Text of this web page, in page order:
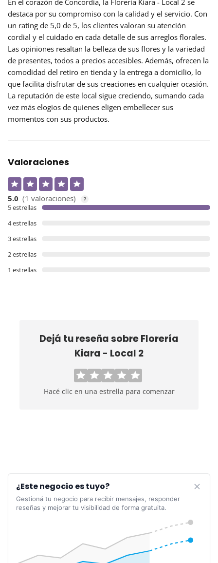
destaca por su compromiso con la calidad y el servicio. Con
un rating de 5,0 de 5, los clientes valoran su atención
cordial y el cuidado en cada detalle de sus arreglos florales.
Las opiniones resaltan la belleza de sus flores y la variedad
de presentes, todos a precios accesibles. Además, ofrecen la
comodidad del retiro en tienda y la entrega a domicilio, lo
que facilita disfrutar de sus creaciones en cualquier ocasión.
La reputación de este local sigue creciendo, sumando cada
vez más elogios de quienes eligen embellecer sus
momentos con sus productos.
Valoraciones
5.0 (1 valoraciones) ?
5 estrellas
4 estrellas
3 estrellas
2 estrellas
1 estrellas
Dejá tu reseña sobreFlorería
Kiara - Local 2
Hacé clic en una estrella para comenzar
¿Este negocio es tuyo?
Gestioná tu negocio para recibir mensajes, responder
reseñas y mejorar tu visibilidad de forma gratuita.